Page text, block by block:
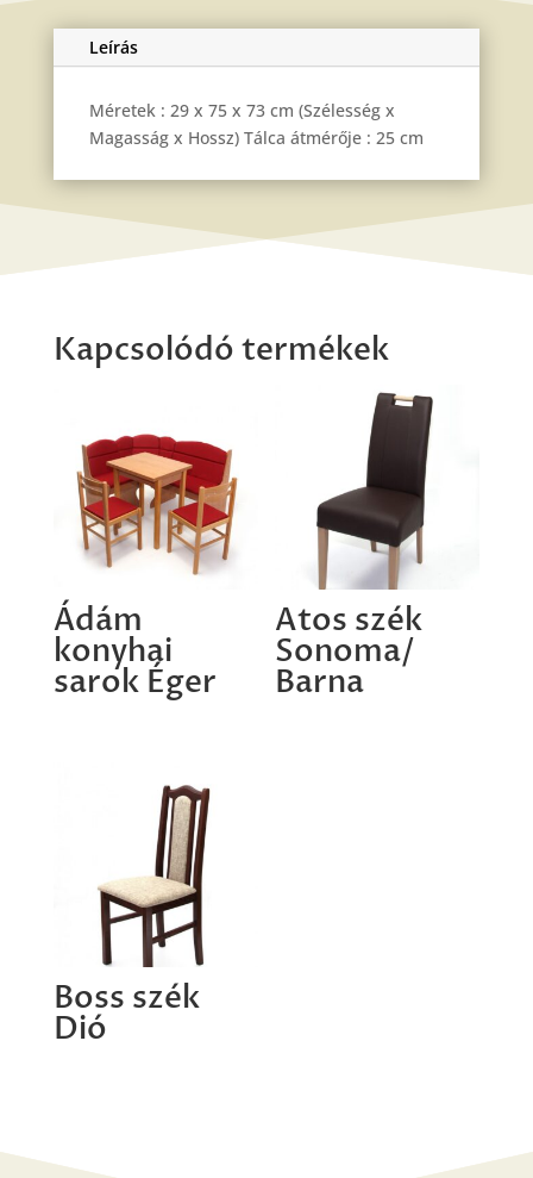
Leírás
Méretek : 29 x 75 x 73 cm (Szélesség x
Magasság x Hossz) Tálca átmérője : 25 cm
Kapcsolódó termékek
Ádám
konyhai
sarok Éger
Atos szék
Sonoma/
Barna
Boss szék
Dió